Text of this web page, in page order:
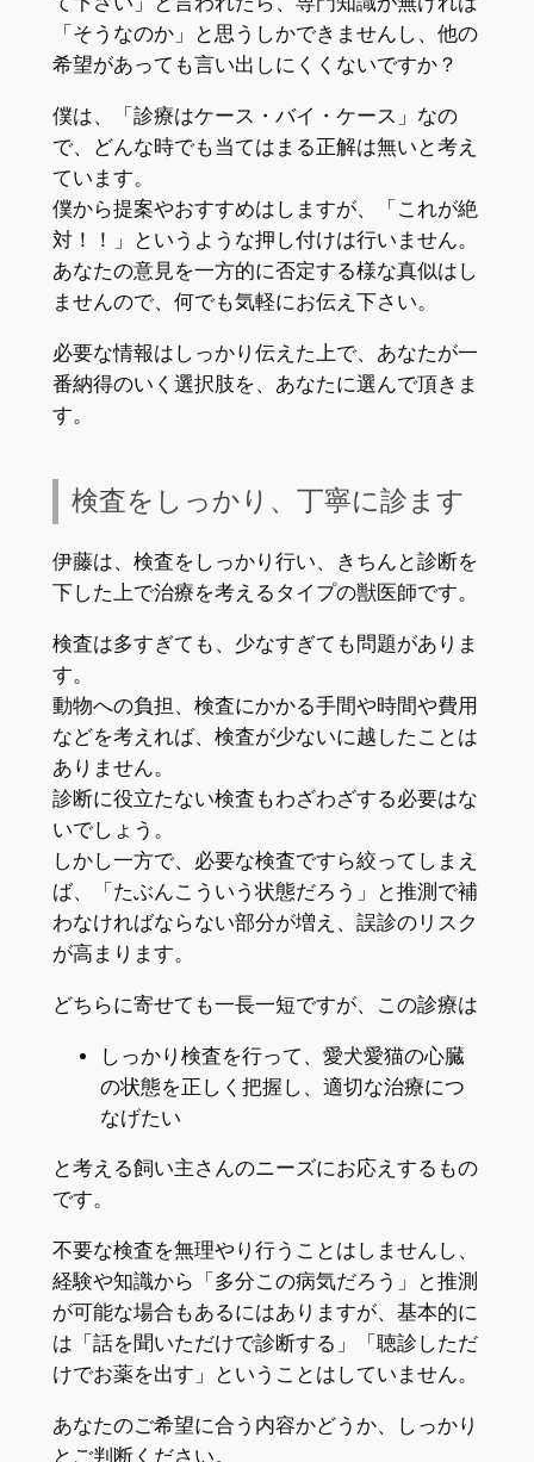
「そうなのか」と思うしかできませんし、他の
希望があっても言い出しにくくないですか？
僕は、「診療はケース・バイ・ケース」なの
で、どんな時でも当てはまる正解は無いと考え
ています。
僕から提案やおすすめはしますが、「これが絶
対！！」というような押し付けは行いません。
あなたの意見を一方的に否定する様な真似はし
ませんので、何でも気軽にお伝え下さい。
必要な情報はしっかり伝えた上で、あなたが一
番納得のいく選択肢を、あなたに選んで頂きま
す。
検査をしっかり、丁寧に診ます
伊藤は、検査をしっかり行い、きちんと診断を
下した上で治療を考えるタイプの獣医師です。
検査は多すぎても、少なすぎても問題がありま
す。
動物への負担、検査にかかる手間や時間や費用
などを考えれば、検査が少ないに越したことは
ありません。
診断に役立たない検査もわざわざする必要はな
いでしょう。
しかし一方で、必要な検査ですら絞ってしまえ
ば、「たぶんこういう状態だろう」と推測で補
わなければならない部分が増え、誤診のリスク
が高まります。
どちらに寄せても一長一短ですが、この診療は
しっかり検査を行って、愛犬愛猫の心臓
の状態を正しく把握し、適切な治療につ
なげたい
と考える飼い主さんのニーズにお応えするもの
です。
不要な検査を無理やり行うことはしませんし、
経験や知識から「多分この病気だろう」と推測
が可能な場合もあるにはありますが、基本的に
は「話を聞いただけで診断する」「聴診しただ
けでお薬を出す」ということはしていません。
あなたのご希望に合う内容かどうか、しっかり
とご判断ください。